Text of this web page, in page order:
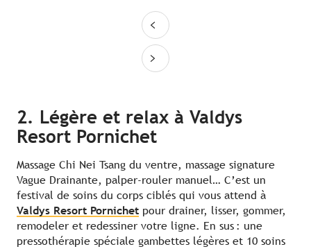
2. Légère et relax à Valdys
Resort Pornichet
Massage Chi Nei Tsang du ventre, massage signature
Vague Drainante, palper-rouler manuel… C’est un
festival de soins du corps ciblés qui vous attend à
Valdys Resort Pornichet pour drainer, lisser, gommer,
remodeler et redessiner votre ligne. En sus : une
pressothérapie spéciale gambettes légères et 10 soins